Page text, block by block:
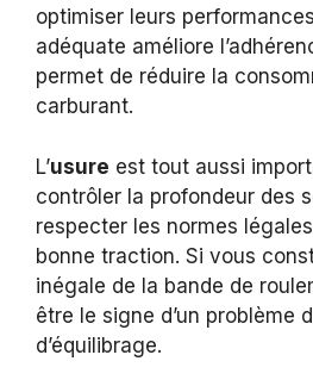
optimiser leurs
adéquate améliore
permet de réduire la
carburant.
L’usure est tout aussi
contrôler la profondeur des
respecter les normes
bonne traction. Si vous
inégale de la bande de
être le signe d’un problème
d’équilibrage.